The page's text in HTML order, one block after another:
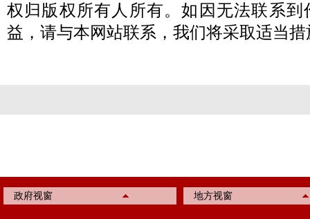
权归版权所有人所有。如因无法联系到
益，请与本网站联系，我们将采取适当措
政府视窗 地方视窗